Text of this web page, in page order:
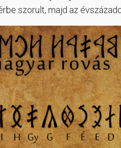
szorult, majd az